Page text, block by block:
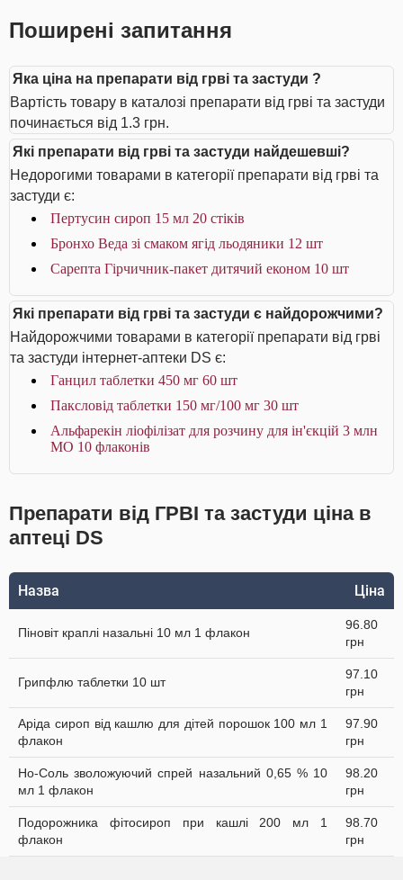
Поширені запитання
Яка ціна на препарати від грві та застуди ?
Вартість товару в каталозі препарати від грві та застуди
починається від 1.3 грн.
Які препарати від грві та застуди найдешевші?
Недорогими товарами в категорії препарати від грві та
застуди є:
Пертусин сироп 15 мл 20 стіків
Бронхо Веда зі смаком ягід льодяники 12 шт
Сарепта Гірчичник-пакет дитячий економ 10 шт
Які препарати від грві та застуди є найдорожчими?
Найдорожчими товарами в категорії препарати від грві
та застуди інтернет-аптеки DS є:
Ганцил таблетки 450 мг 60 шт
Паксловід таблетки 150 мг/100 мг 30 шт
Альфарекін ліофілізат для розчину для ін'єкцій 3 млн
МО 10 флаконів
Препарати від ГРВІ та застуди ціна в
аптеці DS
Назва Ціна
Піновіт краплі назальні 10 мл 1 флакон
96.80
грн
Грипфлю таблетки 10 шт
97.10
грн
Аріда сироп від кашлю для дітей порошок 100 мл 1
флакон
97.90
грн
Но-Соль зволожуючий спрей назальний 0,65 % 10
мл 1 флакон
98.20
грн
Подорожника фітосироп при кашлі 200 мл 1
флакон
98.70
грн